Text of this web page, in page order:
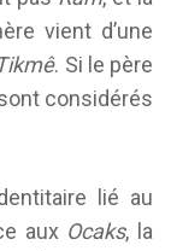
vient d’une
. Si le père
considérés
lié au
aux Ocaks, la